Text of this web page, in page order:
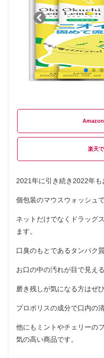
Amazon
楽天
2021年に引き続き2022年も
個包装のマウスウォッシュ
ネットだけでなくドラッグ
ます。
口臭のもとであるタンパク
お口の中の汚れが目で見え
磨き残しが気になる方はぜ
プロポリスの成分で口内の
他にもミントやチェリーの
気の高い商品です。